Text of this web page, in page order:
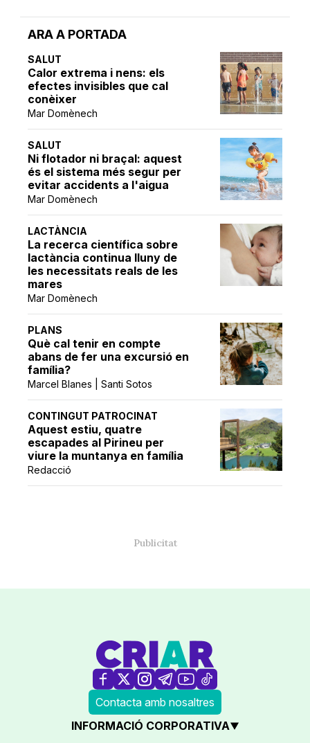
ARA A PORTADA
SALUT
Calor extrema i nens: els
efectes invisibles que cal
conèixer
Mar Domènech
SALUT
Ni flotador ni braçal: aquest
és el sistema més segur per
evitar accidents a l'aigua
Mar Domènech
LACTÀNCIA
La recerca científica sobre
lactància continua lluny de
les necessitats reals de les
mares
Mar Domènech
PLANS
Què cal tenir en compte
abans de fer una excursió en
família?
Marcel Blanes | Santi Sotos
CONTINGUT PATROCINAT
Aquest estiu, quatre
escapades al Pirineu per
viure la muntanya en família
Redacció
Contacta amb nosaltres
INFORMACIÓ CORPORATIVA